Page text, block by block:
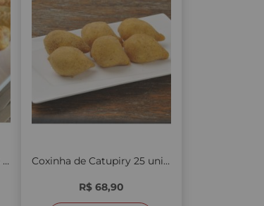
Cigarretes de Presunto 20 unid. Coxinha de Catupiry 25 unid.
R$ 68,90